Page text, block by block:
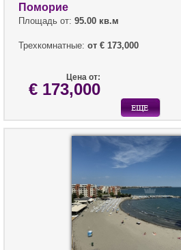
Поморие
Площадь от: 95.00 кв.м
Трехкомнатные: от € 173,000
Цена от:
€ 173,000